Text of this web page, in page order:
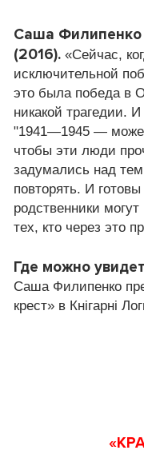
Саша Филипенко
(2016). «Сейчас,
исключительной
это была победа в
никакой трагедии.
"1941—1945 —
чтобы эти люди
задумались над
повторять. И
родственники
тех, кто через это
Где можно
Саша Филипенко
крест» в Кнігарні